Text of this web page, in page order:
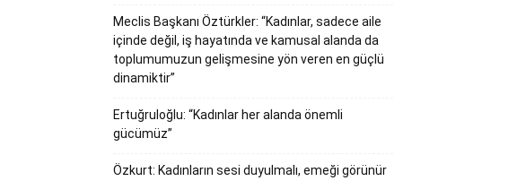
Meclis Başkanı Öztürkler: “Kadınlar, sadece aile
içinde değil, iş hayatında ve kamusal alanda da
toplumumuzun gelişmesine yön veren en güçlü
dinamiktir”
Ertuğruloğlu: “Kadınlar her alanda önemli
gücümüz”
Özkurt: Kadınların sesi duyulmalı, emeği görünür